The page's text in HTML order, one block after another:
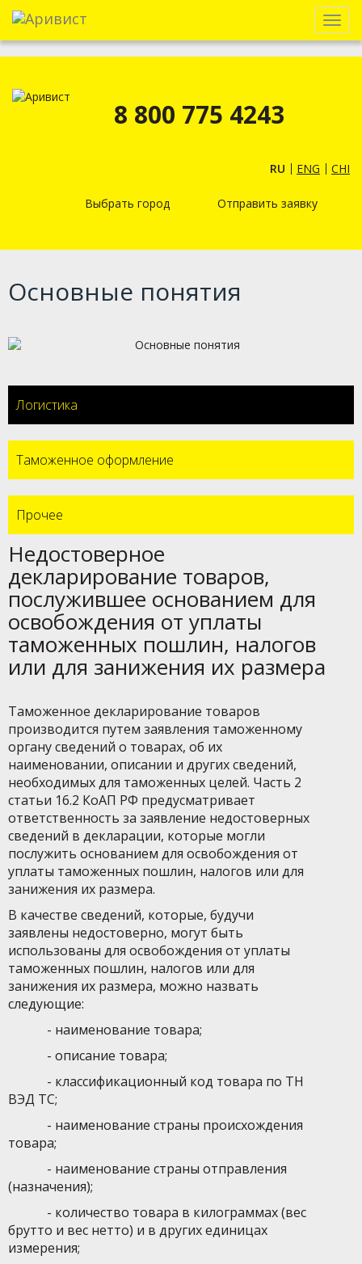
Menu
8 800 775 4243
RU ENG CHI
Выбрать город Отправить заявку
Основные понятия
Логистика
Таможенное оформление
Прочее
Недостоверное
декларирование товаров,
послужившее основанием для
освобождения от уплаты
таможенных пошлин, налогов
или для занижения их размера
Таможенное декларирование товаров
производится путем заявления таможенному
органу сведений о товарах, об их
наименовании, описании и других сведений,
необходимых для таможенных целей. Часть 2
статьи 16.2 КоАП РФ предусматривает
ответственность за заявление недостоверных
сведений в декларации, которые могли
послужить основанием для освобождения от
уплаты таможенных пошлин, налогов или для
занижения их размера.
В качестве сведений, которые, будучи
заявлены недостоверно, могут быть
использованы для освобождения от уплаты
таможенных пошлин, налогов или для
занижения их размера, можно назвать
следующие:
- наименование товара;
- описание товара;
- классификационный код товара по ТН
ВЭД ТС;
- наименование страны происхождения
товара;
- наименование страны отправления
(назначения);
- количество товара в килограммах (вес
брутто и вес нетто) и в других единицах
измерения;